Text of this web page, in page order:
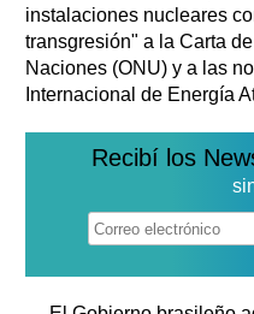
instalaciones nucleares
transgresión" a la Carta
Naciones (ONU) y a las
Internacional de Energía
Recibí los